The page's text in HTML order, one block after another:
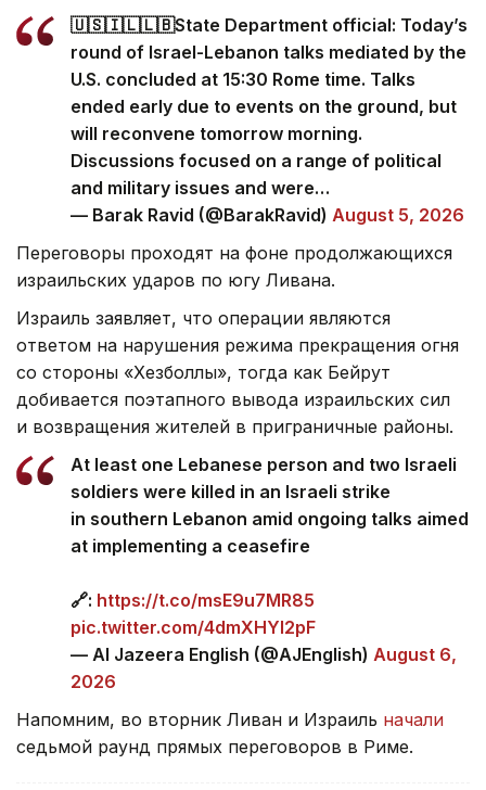
🇺🇸🇮🇱🇱🇧State Department official: Today’s
round of Israel-Lebanon talks mediated by the
U.S. concluded at 15:30 Rome time. Talks
ended early due to events on the ground, but
will reconvene tomorrow morning.
Discussions focused on a range of political
and military issues and were…
— Barak Ravid (@BarakRavid) August 5, 2026
Переговоры проходят на фоне продолжающихся
израильских ударов по югу Ливана.
Израиль заявляет, что операции являются
ответом на нарушения режима прекращения огня
со стороны «Хезболлы», тогда как Бейрут
добивается поэтапного вывода израильских сил
и возвращения жителей в приграничные районы.
At least one Lebanese person and two Israeli
soldiers were killed in an Israeli strike
in southern Lebanon amid ongoing talks aimed
at implementing a ceasefire
🔗: https://t.co/msE9u7MR85
pic.twitter.com/4dmXHYl2pF
— Al Jazeera English (@AJEnglish) August 6,
2026
Напомним, во вторник Ливан и Израиль начали
седьмой раунд прямых переговоров в Риме.